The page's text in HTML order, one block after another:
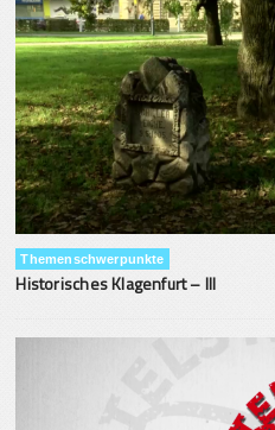
Themenschwerpunkte
Historisches Klagenfurt – III